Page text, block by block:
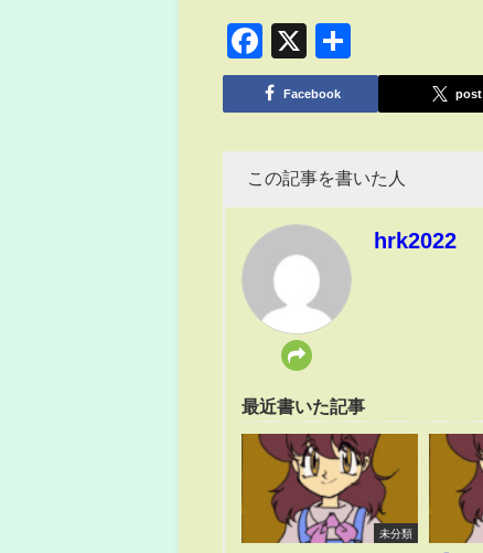
Facebook
X
有
Facebook post
この記事を書いた人
hrk2022
最近書いた記事
未分類